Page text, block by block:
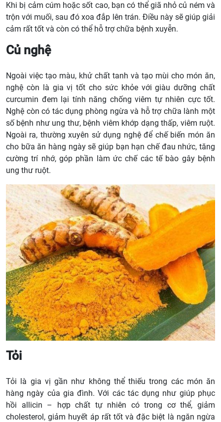
Khi bị cảm cúm hoặc sốt cao, bạn có thể giã nhỏ củ ném và
trộn với muối, sau đó xoa đắp lên trán. Điều này sẽ giúp giải
cảm rất tốt và còn có thể hỗ trợ chữa bệnh xuyễn.
Củ nghệ
Ngoài việc tạo màu, khử chất tanh và tạo mùi cho món ăn,
nghệ còn là gia vị tốt cho sức khỏe với giàu dưỡng chất
curcumin đem lại tính năng chống viêm tự nhiên cực tốt.
Nghệ còn có tác dụng phòng ngừa và hỗ trợ chữa lành một
số bệnh như ung thư, bệnh viêm khớp dạng thấp, viêm ruột.
Ngoài ra, thường xuyên sử dụng nghệ để chế biến món ăn
cho bữa ăn hàng ngày sẽ giúp bạn hạn chế đau nhức, tăng
cường trí nhớ, góp phần làm ức chế các tế bào gây bệnh
ung thư ruột.
Tỏi
Tỏi là gia vị gần như không thể thiếu trong các món ăn
hàng ngày của gia đình. Với các tác dụng như giúp phục
hồi allicin – hợp chất tự nhiên có trong cơ thể, giảm
cholesterol, giảm huyết áp rất tốt và đặc biệt là ngăn ngừa